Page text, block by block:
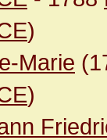
)
Marie
)